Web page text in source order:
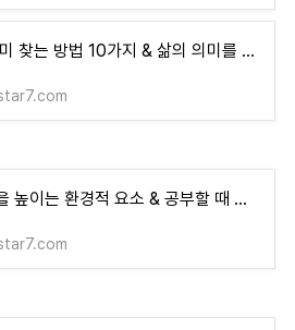
삶의 의미 찾는 방법 10가지 & 삶의 의미를 찾는데 필요한 질문들
공부운을 높이는 환경적 요소 & 공부할 때 사용하기 좋은 음악과 백색소음